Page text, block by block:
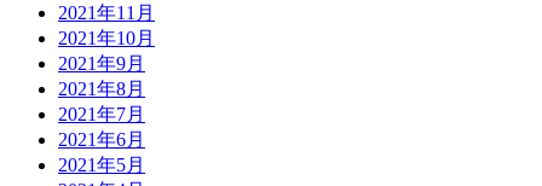
2021年11月
2021年10月
2021年9月
2021年8月
2021年7月
2021年6月
2021年5月